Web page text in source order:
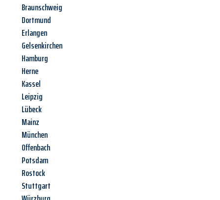
Braunschweig
Dortmund
Erlangen
Gelsenkirchen
Hamburg
Herne
Kassel
Leipzig
Lübeck
Mainz
München
Offenbach
Potsdam
Rostock
Stuttgart